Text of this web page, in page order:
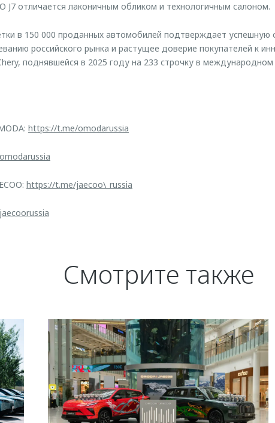
J7 отличается лаконичным обликом и технологичным салоном.
в 150 000 проданных автомобилей подтверждает успешную
российского рынка и растущее доверие покупателей к
поднявшейся в 2025 году на 233 строчку в
https://t.me/omodarussia
https://t.me/jaecoo\_russia
Смотрите также